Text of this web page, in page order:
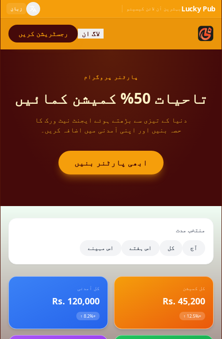
Lucky Pub بہترین آن لائن کیسینو زبان
لاگ ان رجسٹریشن کریں
پارٹنر پروگرام
تاحیات 50% کمیشن کمائیں
دنیا کے تیزی سے بڑھتے ہوئے ایجنٹ نیٹ ورک کا
حصہ بنیں اور اپنی آمدنی میں اضافہ کریں۔
ابھی پارٹنر بنیں
منتخب مدت
آج کل اس ہفتے اس مہینے
کل کمیشن
Rs. 45,200
+12.5% ↑
کل آمدنی
Rs. 120,000
+8.2% ↑